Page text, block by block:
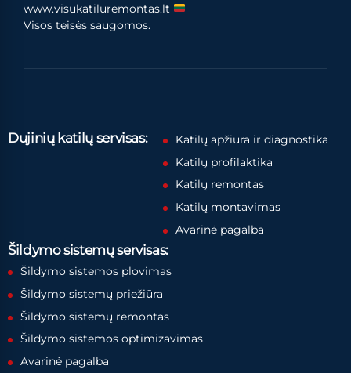
www.visukatiluremontas.lt
Visos teisės saugomos.
Dujinių katilų servisas:
Katilų apžiūra ir diagnostika
Katilų profilaktika
Katilų remontas
Katilų montavimas
Avarinė pagalba
Šildymo sistemų servisas:
Šildymo sistemos plovimas
Šildymo sistemų priežiūra
Šildymo sistemų remontas
Šildymo sistemos optimizavimas
Avarinė pagalba